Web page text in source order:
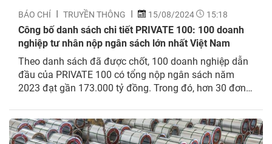
BÁO CHÍ TRUYỀN THÔNG 15/08/2024 15:18
Công bố danh sách chi tiết PRIVATE 100: 100 doanh
nghiệp tư nhân nộp ngân sách lớn nhất Việt Nam
Theo danh sách đã được chốt, 100 doanh nghiệp dẫn
đầu của PRIVATE 100 có tổng nộp ngân sách năm
2023 đạt gần 173.000 tỷ đồng. Trong đó, hơn 30 đơn
đứng thứ 33 với mức nộp ngân sách là 1,041.9...